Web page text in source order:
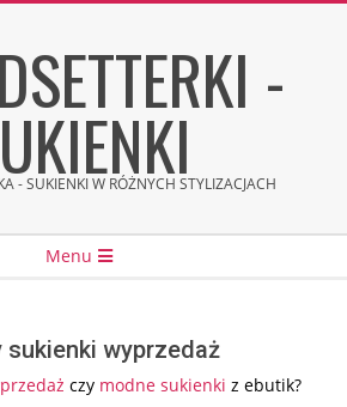
-
- SUKIENKI W RÓŻNYCH STYLIZACJACH
Menu
sukienki wyprzedaż
czy modne sukienki z ebutik?